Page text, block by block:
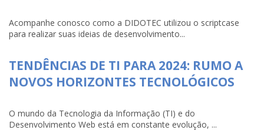
Acompanhe conosco como a DIDOTEC utilizou o scriptcase
para realizar suas ideias de desenvolvimento...
TENDÊNCIAS DE TI PARA 2024: RUMO A
NOVOS HORIZONTES TECNOLÓGICOS
O mundo da Tecnologia da Informação (TI) e do
Desenvolvimento Web está em constante evolução, ...